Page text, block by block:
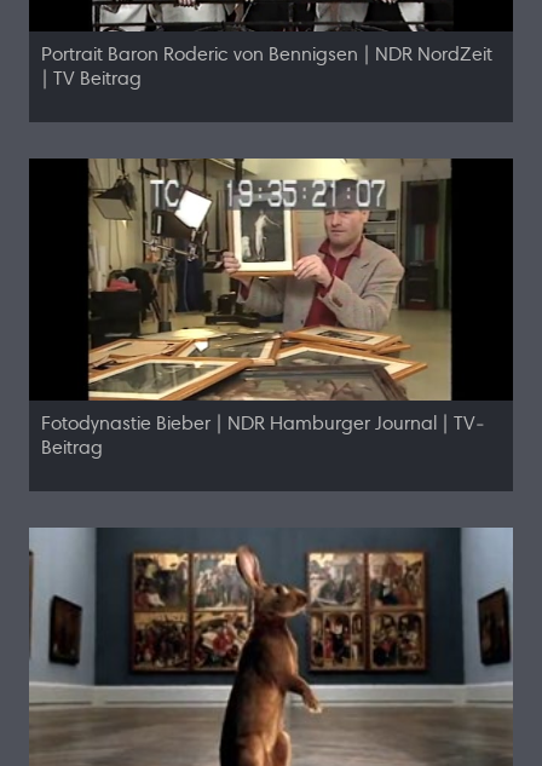
Portrait Baron Roderic von Bennigsen | NDR NordZeit
| TV Beitrag
Fotodynastie Bieber | NDR Hamburger Journal | TV-
Beitrag